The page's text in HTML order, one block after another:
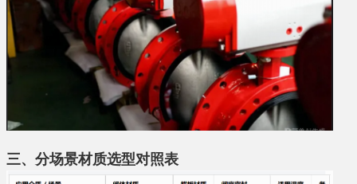
三、分场景材质选型对照表